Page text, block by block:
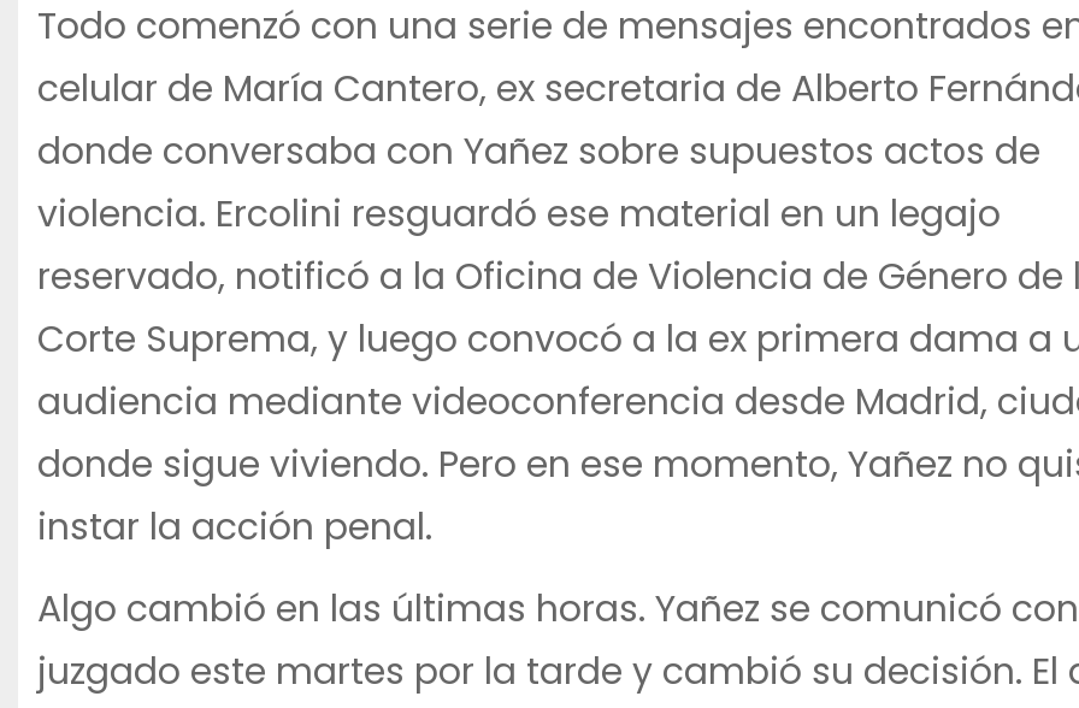
Todo comenzó con una serie de mensajes encontrados
celular de María Cantero, ex secretaria de Alberto
donde conversaba con Yañez sobre supuestos actos de
violencia. Ercolini resguardó ese material en un legajo
reservado, notificó a la Oficina de Violencia de Género de
Corte Suprema, y luego convocó a la ex primera dama a
audiencia mediante videoconferencia desde Madrid,
donde sigue viviendo. Pero en ese momento, Yañez no
instar la acción penal.
Algo cambió en las últimas horas. Yañez se comunicó
juzgado este martes por la tarde y cambió su decisión. El